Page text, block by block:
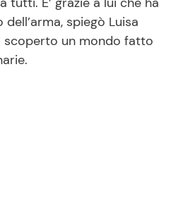
spiegò Luisa
scoperto un mondo fatto